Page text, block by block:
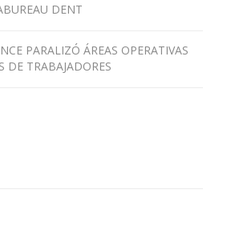
DENT
PARALIZÓ ÁREAS OPERATIVAS
DE TRABAJADORES